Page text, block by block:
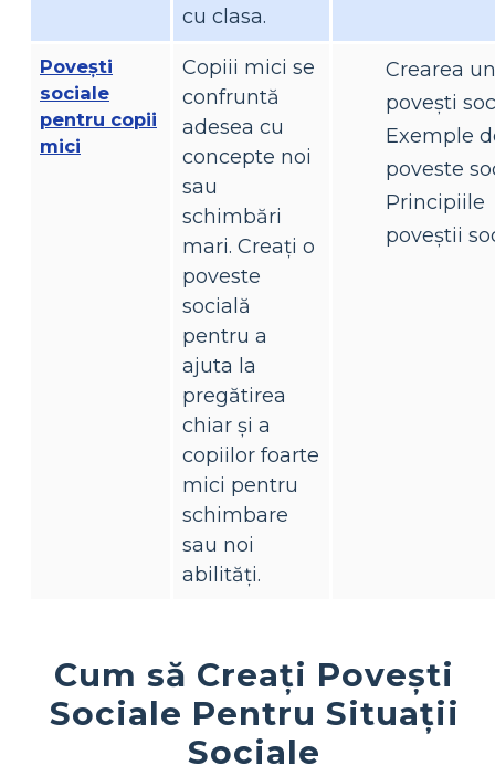
cu clasa.
Povești
sociale
pentru copii
mici
Copiii mici se
confruntă
adesea cu
concepte noi
sau
schimbări
mari. Creați o
poveste
socială
pentru a
ajuta la
pregătirea
chiar și a
copiilor foarte
mici pentru
schimbare
sau noi
abilități.
Crearea
povești
Exemple
poveste
Principiile
poveștii
Cum să Creați Povești
Sociale Pentru Situații
Sociale